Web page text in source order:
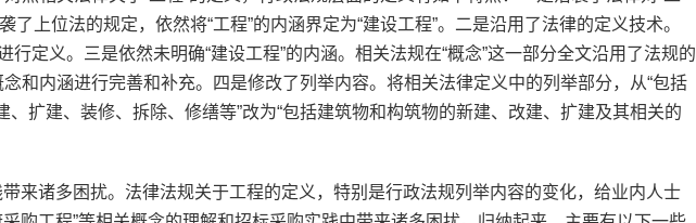
了上位法的规定，依然将“工程”的内涵界定为“建设工程”。二是沿用了法律的定义技术。
行定义。三是依然未明确“建设工程”的内涵。相关法规在“概念”这一部分全文沿用了法规的
念和内涵进行完善和补充。四是修改了列举内容。将相关法律定义中的列举部分，从“包括
、扩建、装修、拆除、修缮等”改为“包括建筑物和构筑物的新建、改建、扩建及其相关的
诸多困扰。法律法规关于工程的定义，特别是行政法规列举内容的变化，给业内人士